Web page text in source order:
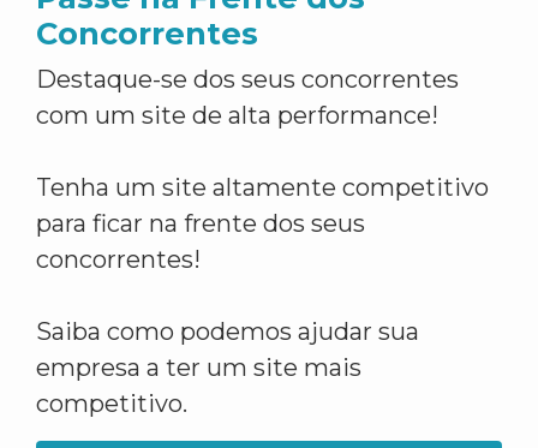
Concorrentes
Destaque-se dos seus concorrentes
com um site de alta performance!
Tenha um site altamente competitivo
para ficar na frente dos seus
concorrentes!
Saiba como podemos ajudar sua
empresa a ter um site mais
competitivo.